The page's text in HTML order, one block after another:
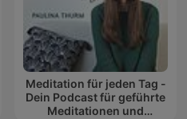
Meditation für jeden Tag -
Dein Podcast für geführte
Meditationen und